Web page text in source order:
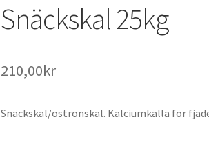
Snäckskal 25kg
210,00kr
Snäckskal/ostronskal. Kalciumkälla för